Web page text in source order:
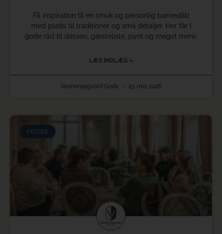
Få inspiration til en smuk og personlig barnedåb
med plads til traditioner og små detaljer. Her får I
gode råd til datoen, gæsteliste, pynt og meget mere.
LÆS INDLÆG »
Sonnerupgaard Gods 23. maj 2026
FESTER